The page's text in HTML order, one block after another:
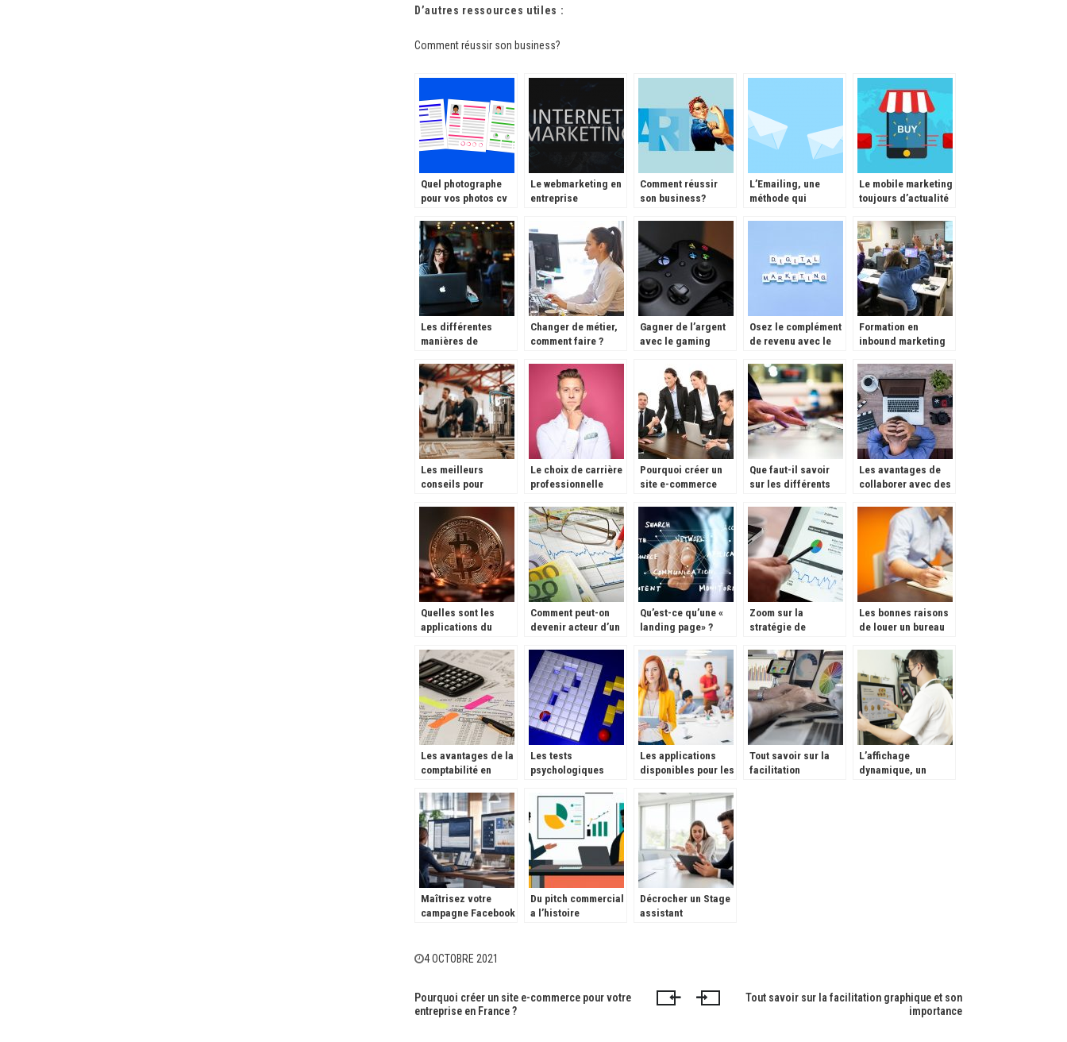
D’autres ressources utiles :
Comment réussir son business?
Quel photographe
pour vos photos cv
Le webmarketing en
entreprise
Comment réussir
son business?
L’Emailing, une
méthode qui
Le mobile marketing
toujours d’actualité
Les différentes
manières de
études.
Changer de métier,
comment faire ?
Gagner de l’argent
avec le gaming
Osez le complément
de revenu avec le
Formation en
inbound marketing
Les meilleurs
conseils pour
Le choix de carrière
professionnelle
Pourquoi créer un
site e-commerce
entreprise en France
Que faut-il savoir
sur les différents
musique avant de
faire carrière dans
le monde musical ?
Les avantages de
collaborer avec des
Quelles sont les
applications du
télécharger pour se
faire de l’argent ?
Comment peut-on
devenir acteur d’un
Qu’est-ce qu’une «
landing page» ?
Zoom sur la
stratégie de
Les bonnes raisons
de louer un bureau
business
Les avantages de la
comptabilité en
Les tests
psychologiques
Les applications
disponibles pour les
Tout savoir sur la
facilitation
L’affichage
dynamique, un
Maîtrisez votre
campagne Facebook
Du pitch commercial
a l’histoire
Décrocher un Stage
assistant
communicants
4 OCTOBRE 2021
Navigation
Pourquoi créer un site e-commerce pour votre
entreprise en France ?
Tout savoir sur la facilitation graphique et son
importance